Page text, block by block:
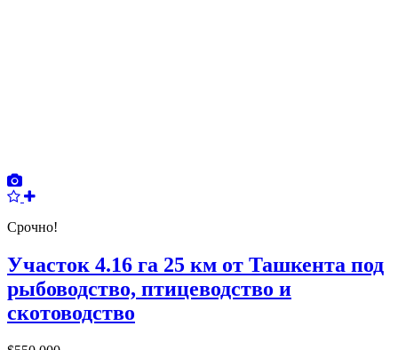
Срочно!
Участок 4.16 га 25 км от Ташкента под
рыбоводство, птицеводство и
скотоводство